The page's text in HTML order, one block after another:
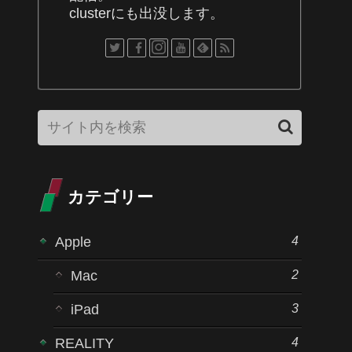
clusterにも出没します。
カテゴリー
Apple 4
Mac 2
iPad 3
REALITY 4